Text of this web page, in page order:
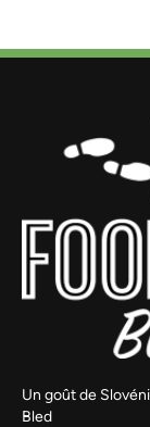
Un goût de
Bled